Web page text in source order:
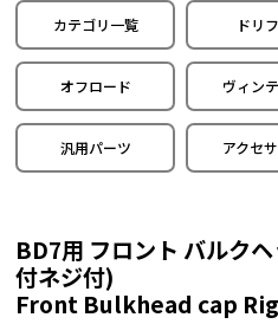
カテゴリ一覧 ドリ
オフロード ヴィン
汎用パーツ アクセ
BD7用 フロント バルク
付ネジ付)
Front Bulkhead cap